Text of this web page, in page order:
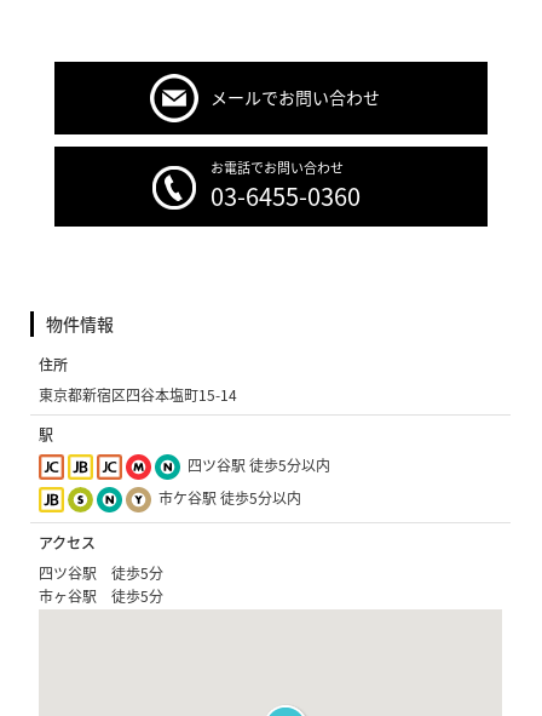
メールでお問い合わせ
お電話でお問い合わせ
03-6455-0360
物件情報
住所
東京都新宿区四谷本塩町15-14
駅
四ツ谷駅 徒歩5分以内
市ケ谷駅 徒歩5分以内
アクセス
四ツ谷駅 徒歩5分
市ヶ谷駅 徒歩5分